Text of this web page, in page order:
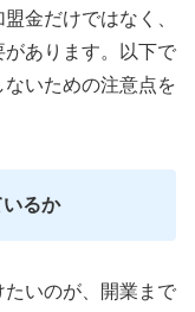
金だけではなく、
あります。以下で
いための注意点を
るか
いのが、開業まで